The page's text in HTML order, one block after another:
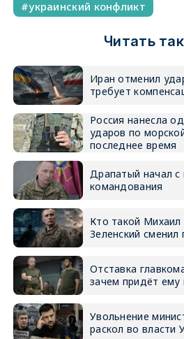
украинский конфликт
Читать
Иран отменил
требует
Россия нанесла
ударов по
последнее время
Драпатый начал с
командования
Кто такой
Зеленский
Отставка
зачем придёт ему
Увольнение
раскол во власти